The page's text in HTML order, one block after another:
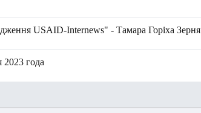
USAID-Internews" - Тамара Горіха Зерня
2023 года